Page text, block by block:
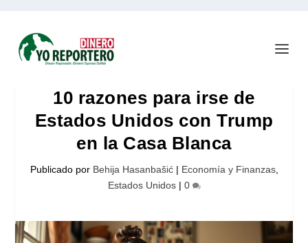
10 razones para irse de
Estados Unidos con Trump
en la Casa Blanca
Publicado por Behija Hasanbašić| Economía y Finanzas,
Estados Unidos| 0